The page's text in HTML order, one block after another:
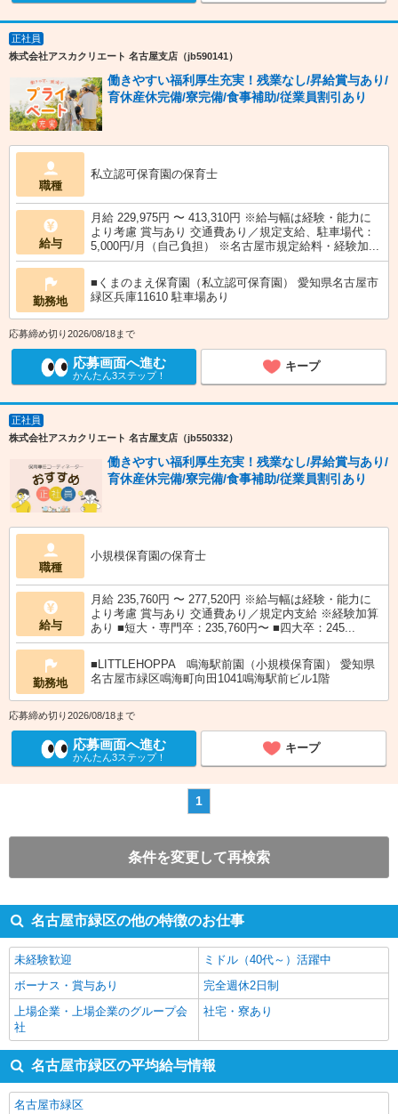
正社員
株式会社アスカクリエート 名古屋支店（jb590141）
働きやすい福利厚生充実！残業なし/昇給賞与あり/
育休産休完備/寮完備/食事補助/従業員割引あり
職種
私立認可保育園の保育士
給与
月給 229,975円 〜 413,310円 ※給与幅は経験・能力に
より考慮 賞与あり 交通費あり／規定支給、駐車場代：
5,000円/月（自己負担） ※名古屋市規定給料・経験加...
勤務地
■くまのまえ保育園（私立認可保育園） 愛知県名古屋市
緑区兵庫11610 駐車場あり
応募締め切り2026/08/18まで
応募画面へ進む
かんたん3ステップ！
キープ
正社員
株式会社アスカクリエート 名古屋支店（jb550332）
働きやすい福利厚生充実！残業なし/昇給賞与あり/
育休産休完備/寮完備/食事補助/従業員割引あり
職種
小規模保育園の保育士
給与
月給 235,760円 〜 277,520円 ※給与幅は経験・能力に
より考慮 賞与あり 交通費あり／規定内支給 ※経験加算
あり ■短大・専門卒：235,760円〜 ■四大卒：245...
勤務地
■LITTLEHOPPA 鳴海駅前園（小規模保育園） 愛知県
名古屋市緑区鳴海町向田1041鳴海駅前ビル1階
応募締め切り2026/08/18まで
応募画面へ進む
かんたん3ステップ！
キープ
1
条件を変更して再検索
名古屋市緑区の他の特徴のお仕事
未経験歓迎
ミドル（40代～）活躍中
ボーナス・賞与あり
完全週休2日制
上場企業・上場企業のグループ会
社
社宅・寮あり
名古屋市緑区の平均給与情報
名古屋市緑区